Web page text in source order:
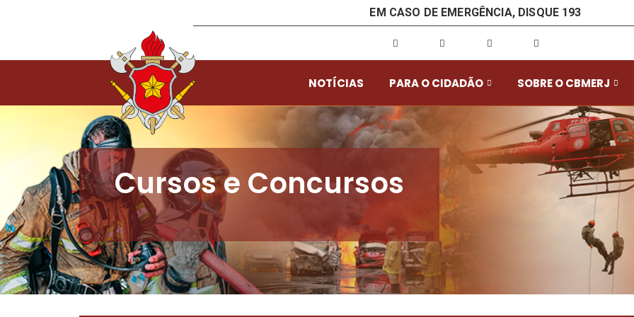
EM CASO DE EMERGÊNCIA, DISQUE 193
NOTÍCIAS PARA O CIDADÃO SOBRE O CBMERJ
Cursos e Concursos